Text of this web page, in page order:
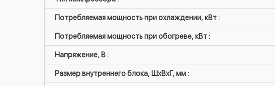
Потребляемая мощность при охлаждении, кВт :
Потребляемая мощность при обогреве, кВт :
Напряжение, В :
Размер внутреннего блока, ШxВxГ, мм :